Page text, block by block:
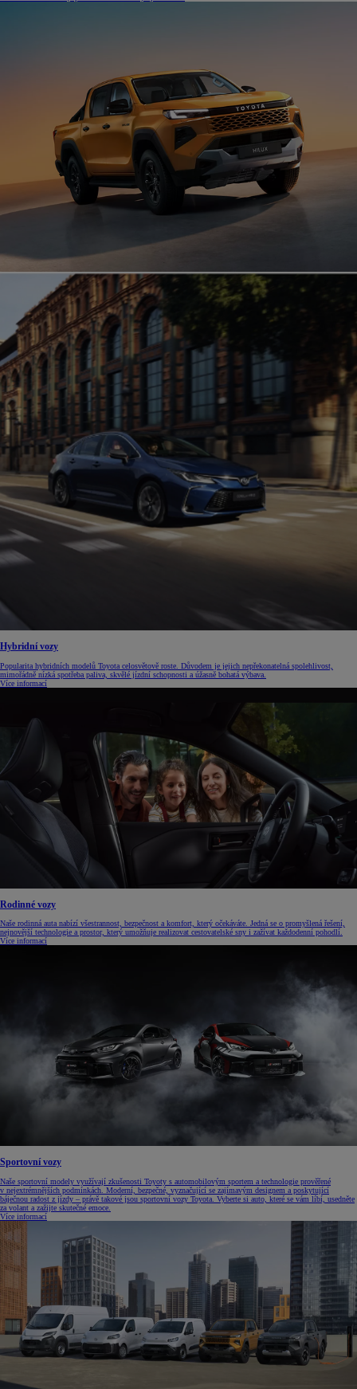
Hybridní vozy
Popularita hybridních modelů Toyota celosvětově roste. Důvodem je jejich nepřekonatelná spolehlivost,
mimořádně nízká spotřeba paliva, skvělé jízdní schopnosti a úžasně bohatá výbava.
Více informací
Rodinné vozy
Naše rodinná auta nabízí všestrannost, bezpečnost a komfort, který očekáváte. Jedná se o promyšlená řešení,
nejnovější technologie a prostor, který umožňuje realizovat cestovatelské sny i zažívat každodenní pohodlí.
Více informací
Sportovní vozy
Naše sportovní modely využívají zkušenosti Toyoty s automobilovým sportem a technologie prověřené
v nejextrémnějších podmínkách. Moderní, bezpečné, vyznačující se zajímavým designem a poskytující
báječnou radost z jízdy – právě takové jsou sportovní vozy Toyota. Vyberte si auto, které se vám líbí, usedněte
za volant a zažijte skutečné emoce.
Více informací